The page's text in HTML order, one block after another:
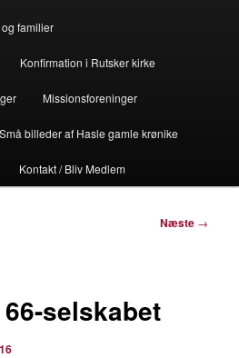
familier
Konfirmation i Rutsker kirke
Missionsforeninger
Små billeder af Hasle gamle krønike
Kontakt / Bliv Medlem
Næste →
selskabet